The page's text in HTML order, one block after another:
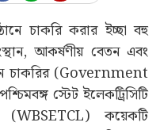
চাকরি করার ইচ্ছা বহু
আকর্ষণীয় বেতন এবং
চাকরির (Government
স্টেট ইলেকট্রিসিটি
(WBSETCL) কয়েকটি